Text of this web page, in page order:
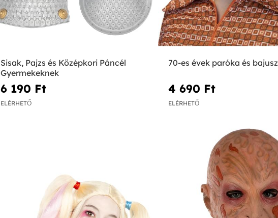
Sisak, Pajzs és Középkori Páncél
Gyermekeknek
6 190 Ft‎
ELÉRHETŐ
70-es évek paróka és bajusz
4 690 Ft‎
ELÉRHETŐ